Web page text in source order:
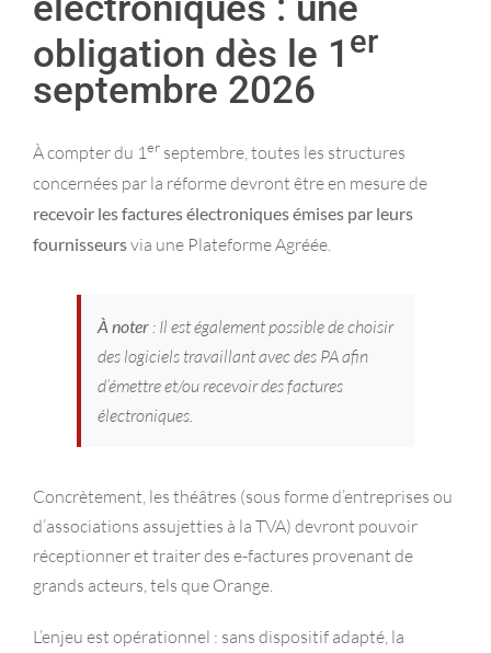
obligation dès le 1 er
septembre 2026
À compter du 1er septembre, toutes les structures
concernées par la réforme devront être en mesure de
recevoir les factures électroniques émises par leurs
fournisseursvia une Plateforme Agréée.
À noter : Il est également possible de choisir
des logiciels travaillant avec des PA afin
d’émettre et/ou recevoir des factures
électroniques.
Concrètement, les théâtres (sous forme d’entreprises ou
d’associations assujetties à la TVA) devront pouvoir
réceptionner et traiter des e-factures provenant de
grands acteurs, tels que Orange.
L’enjeu est opérationnel : sans dispositif adapté, la